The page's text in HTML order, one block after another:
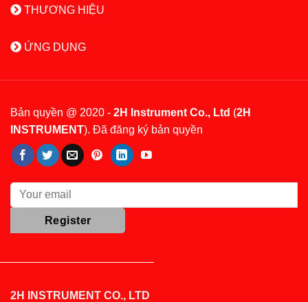
THƯƠNG HIỆU
ỨNG DỤNG
Bản quyền @ 2020 - 2H Instrument Co., Ltd (2H
INSTRUMENT). Đã đăng ký bản quyền
2H INSTRUMENT CO., LTD